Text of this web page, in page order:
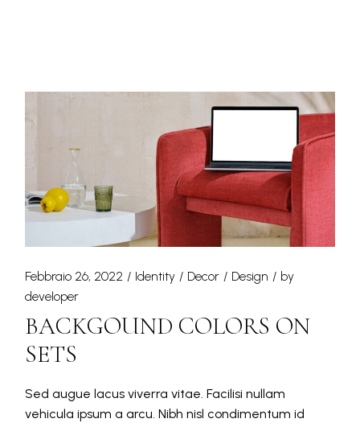
Febbraio 26, 2022 Identity Decor Design
by
developer
BACKGOUND COLORS ON
SETS
Sed augue lacus viverra vitae. Facilisi nullam
vehicula ipsum a arcu. Nibh nisl condimentum id